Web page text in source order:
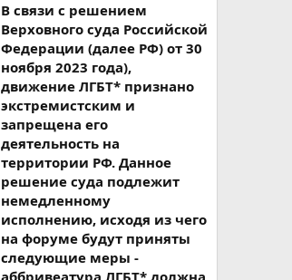
В связи с решением
Верховного суда Российской
Федерации (далее РФ) от 30
ноября 2023 года),
движение ЛГБТ* признано
экстремистским и
запрещена его
деятельность на
территории РФ. Данное
решение суда подлежит
немедленному
исполнению, исходя из чего
на форуме будут приняты
следующие меры -
аббривеатура ЛГБТ* должна